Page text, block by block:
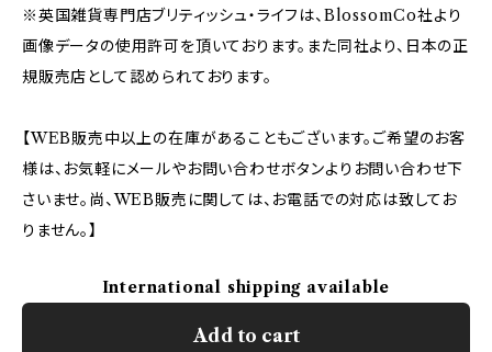
※英国雑貨専門店ブリティッシュ・ライフは、BlossomCo社より
画像データの使用許可を頂いております。また同社より、日本の正
規販売店として認められております。
【WEB販売中以上の在庫があることもございます。ご希望のお客
様は、お気軽にメールやお問い合わせボタンよりお問い合わせ下
さいませ。尚、WEB販売に関しては、お電話での対応は致してお
りません。】
International shipping available
Add to cart